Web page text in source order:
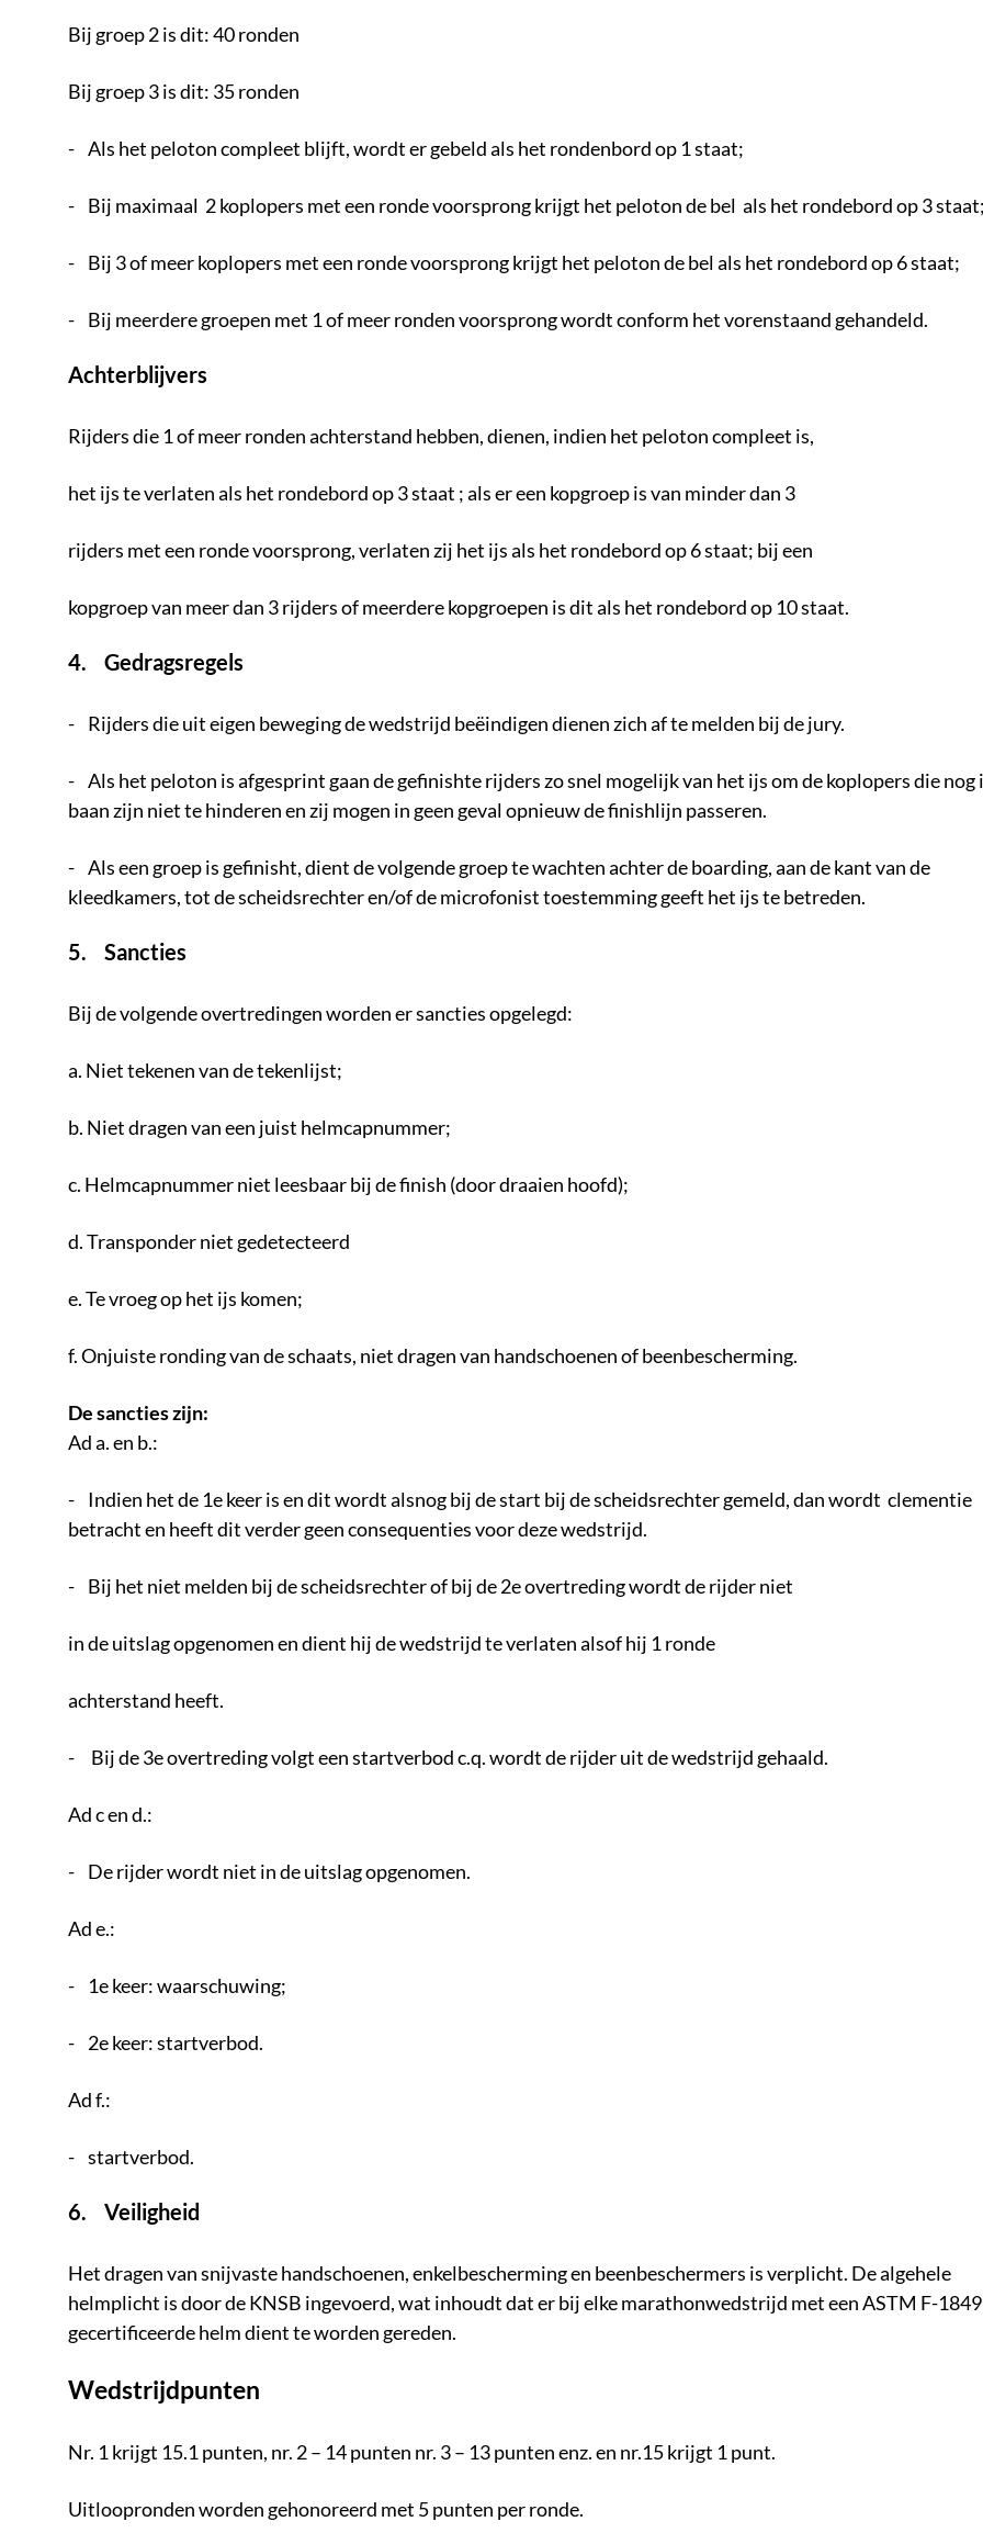
Bij groep 2 is dit: 40 ronden
Bij groep 3 is dit: 35 ronden
- Als het peloton compleet blijft, wordt er gebeld als het rondenbord op 1 staat;
- Bij maximaal 2 koplopers met een ronde voorsprong krijgt het peloton de bel als het rondebord op 3 staat;
- Bij 3 of meer koplopers met een ronde voorsprong krijgt het peloton de bel als het rondebord op 6 staat;
- Bij meerdere groepen met 1 of meer ronden voorsprong wordt conform het vorenstaand gehandeld.
Achterblijvers
Rijders die 1 of meer ronden achterstand hebben, dienen, indien het peloton compleet is,
het ijs te verlaten als het rondebord op 3 staat ; als er een kopgroep is van minder dan 3
rijders met een ronde voorsprong, verlaten zij het ijs als het rondebord op 6 staat; bij een
kopgroep van meer dan 3 rijders of meerdere kopgroepen is dit als het rondebord op 10 staat.
4. Gedragsregels
- Rijders die uit eigen beweging de wedstrijd beëindigen dienen zich af te melden bij de jury.
- Als het peloton is afgesprint gaan de gefinishte rijders zo snel mogelijk van het ijs om de koplopers die nog
baan zijn niet te hinderen en zij mogen in geen geval opnieuw de finishlijn passeren.
- Als een groep is gefinisht, dient de volgende groep te wachten achter de boarding, aan de kant van de
kleedkamers, tot de scheidsrechter en/of de microfonist toestemming geeft het ijs te betreden.
5. Sancties
Bij de volgende overtredingen worden er sancties opgelegd:
a. Niet tekenen van de tekenlijst;
b. Niet dragen van een juist helmcapnummer;
c. Helmcapnummer niet leesbaar bij de finish (door draaien hoofd);
d. Transponder niet gedetecteerd
e. Te vroeg op het ijs komen;
f. Onjuiste ronding van de schaats, niet dragen van handschoenen of beenbescherming.
De sancties zijn:
Ad a. en b.:
- Indien het de 1e keer is en dit wordt alsnog bij de start bij de scheidsrechter gemeld, dan wordt clementie
betracht en heeft dit verder geen consequenties voor deze wedstrijd.
- Bij het niet melden bij de scheidsrechter of bij de 2e overtreding wordt de rijder niet
in de uitslag opgenomen en dient hij de wedstrijd te verlaten alsof hij 1 ronde
achterstand heeft.
- Bij de 3e overtreding volgt een startverbod c.q. wordt de rijder uit de wedstrijd gehaald.
Ad c en d.:
- De rijder wordt niet in de uitslag opgenomen.
Ad e.:
- 1e keer: waarschuwing;
- 2e keer: startverbod.
Ad f.:
- startverbod.
6. Veiligheid
Het dragen van snijvaste handschoenen, enkelbescherming en beenbeschermers is verplicht. De algehele
helmplicht is door de KNSB ingevoerd, wat inhoudt dat er bij elke marathonwedstrijd met een ASTM F-1849
gecertificeerde helm dient te worden gereden.
Wedstrijdpunten
Nr. 1 krijgt 15.1 punten, nr. 2 – 14 punten nr. 3 – 13 punten enz. en nr.15 krijgt 1 punt.
Uitloopronden worden gehonoreerd met 5 punten per ronde.